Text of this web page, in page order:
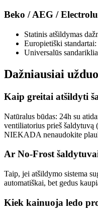
Beko / AEG /
Statinis atšildymas
Europietiški
Universalūs
Dažniausiai
Kaip greitai atšildyti
Natūralus būdas: 24h su
ventiliatorius prieš šaldytuvą
NIEKADA nenaudokite
Ar No-Frost
Taip, jei atšildymo sistema
automatiškai, bet gedus
Kiek kainuoja ledo